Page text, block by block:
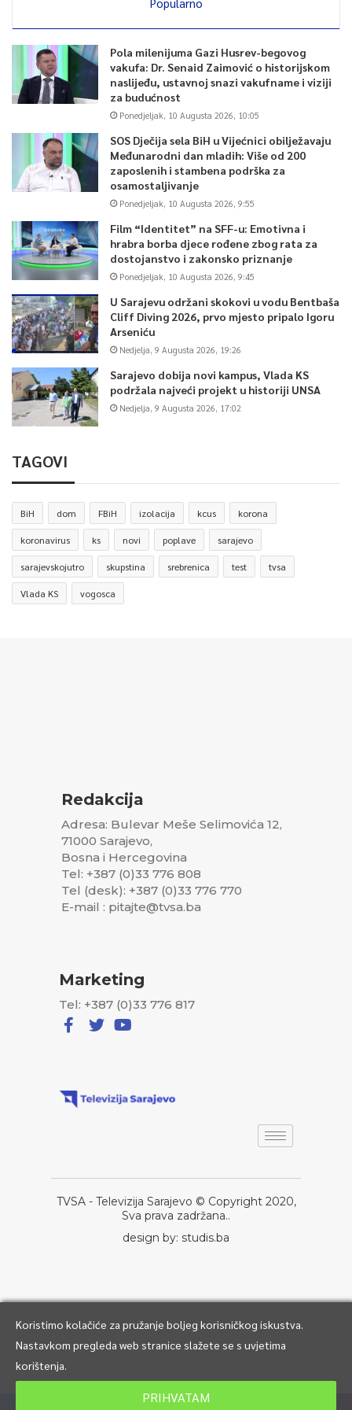
Pola milenijuma Gazi Husrev-begovog
vakufa: Dr. Senaid Zaimović o historijskom
naslijeđu, ustavnoj snazi vakufname i viziji
za budućnost
Ponedjeljak, 10 Augusta 2026, 10:05
SOS Dječija sela BiH u Vijećnici obilježavaju
Međunarodni dan mladih: Više od 200
zaposlenih i stambena podrška za
osamostaljivanje
Ponedjeljak, 10 Augusta 2026, 9:55
Film “Identitet” na SFF-u: Emotivna i
hrabra borba djece rođene zbog rata za
dostojanstvo i zakonsko priznanje
Ponedjeljak, 10 Augusta 2026, 9:45
U Sarajevu održani skokovi u vodu Bentbaša
Cliff Diving 2026, prvo mjesto pripalo Igoru
Arseniću
Nedjelja, 9 Augusta 2026, 19:26
Sarajevo dobija novi kampus, Vlada KS
podržala najveći projekt u historiji UNSA
Nedjelja, 9 Augusta 2026, 17:02
TAGOVI
BiH dom FBiH izolacija kcus korona
koronavirus ks novi poplave sarajevo
sarajevskojutro skupstina srebrenica test tvsa
Vlada KS vogosca
Redakcija
Adresa: Bulevar Meše Selimovića 12,
71000 Sarajevo,
Bosna i Hercegovina
Tel: +387 (0)33 776 808
Tel (desk): +387 (0)33 776 770
E-mail : pitajte@tvsa.ba
Marketing
Tel: +387 (0)33 776 817
TVSA - Televizija Sarajevo © Copyright 2020,
Sva prava zadržana..
design by: studis.ba
Koristimo kolačiće za pružanje boljeg korisničkog iskustva.
Nastavkom pregleda web stranice slažete se s uvjetima
korištenja.
PRIHVATAM